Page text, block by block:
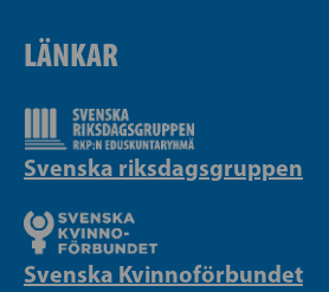
LÄNKAR
Svenska riksdagsgruppen
Svenska Kvinnoförbundet